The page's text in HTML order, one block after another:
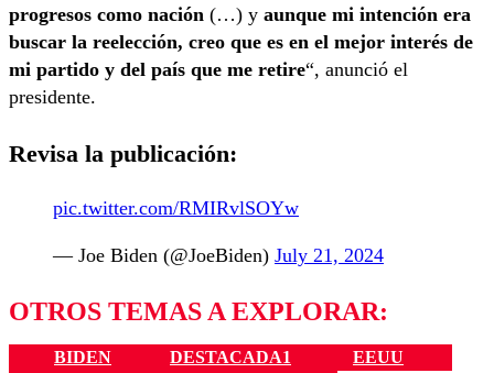
progresos como nación (…) y aunque mi intención era
buscar la reelección, creo que es en el mejor interés de
mi partido y del país que me retire“, anunció el
presidente.
Revisa la publicación:
pic.twitter.com/RMIRvlSOYw
— Joe Biden (@JoeBiden) July 21, 2024
OTROS TEMAS A EXPLORAR:
BIDEN DESTACADA1
EEUU